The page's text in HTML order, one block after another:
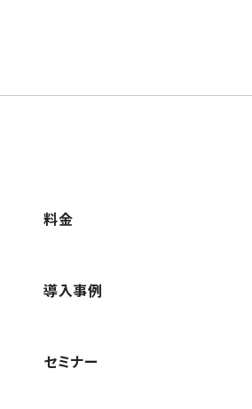
料金
導入事例
セミナー